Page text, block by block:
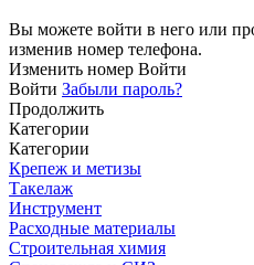
Вы можете войти в него или
изменив номер телефона.
Изменить номер Войти
Войти Забыли пароль?
Продолжить
Категории
Категории
Крепеж и метизы
Такелаж
Инструмент
Расходные материалы
Строительная химия